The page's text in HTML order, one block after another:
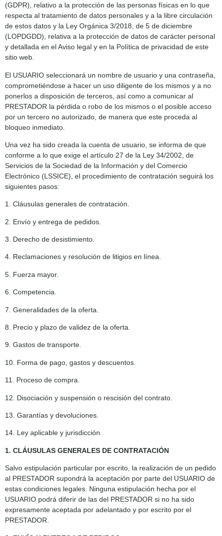
(GDPR), relativo a la protección de las personas físicas en lo que
respecta al tratamiento de datos personales y a la libre circulación
de estos datos y la Ley Orgánica 3/2018, de 5 de diciembre
(LOPDGDD), relativa a la protección de datos de carácter personal
y detallada en el Aviso legal y en la Política de privacidad de este
sitio web.
El USUARIO seleccionará un nombre de usuario y una contraseña,
comprometiéndose a hacer un uso diligente de los mismos y a no
ponerlos a disposición de terceros, así como a comunicar al
PRESTADOR la pérdida o robo de los mismos o el posible acceso
por un tercero no autorizado, de manera que este proceda al
bloqueo inmediato.
Una vez ha sido creada la cuenta de usuario, se informa de que
conforme a lo que exige el artículo 27 de la Ley 34/2002, de
Servicios de la Sociedad de la Información y del Comercio
Electrónico (LSSICE), el procedimiento de contratación seguirá los
siguientes pasos:
1. Cláusulas generales de contratación.
2. Envío y entrega de pedidos.
3. Derecho de desistimiento.
4. Reclamaciones y resolución de litigios en línea.
5. Fuerza mayor.
6. Competencia.
7. Generalidades de la oferta.
8. Precio y plazo de validez de la oferta.
9. Gastos de transporte.
10. Forma de pago, gastos y descuentos.
11. Proceso de compra.
12. Disociación y suspensión o rescisión del contrato.
13. Garantías y devoluciones.
14. Ley aplicable y jurisdicción.
1. CLÁUSULAS GENERALES DE CONTRATACIÓN
Salvo estipulación particular por escrito, la realización de un pedido
al PRESTADOR supondrá la aceptación por parte del USUARIO de
estas condiciones legales. Ninguna estipulación hecha por el
USUARIO podrá diferir de las del PRESTADOR si no ha sido
expresamente aceptada por adelantado y por escrito por el
PRESTADOR.